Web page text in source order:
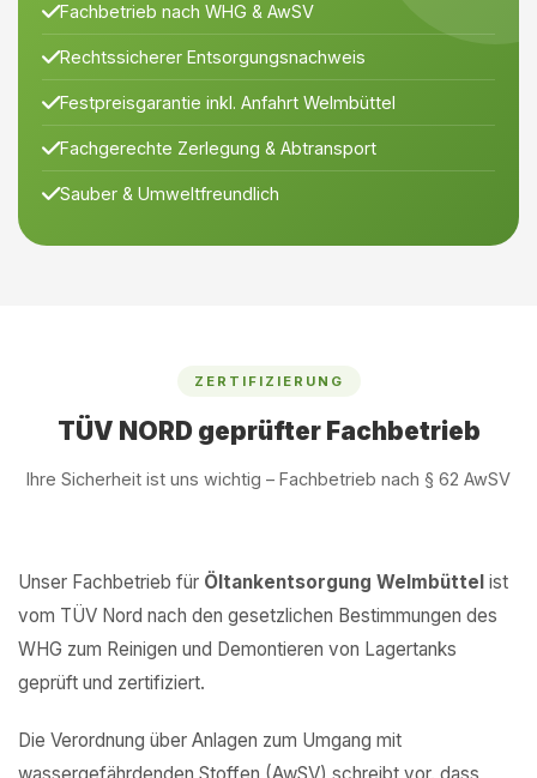
Fachbetrieb nach WHG & AwSV
Rechtssicherer Entsorgungsnachweis
Festpreisgarantie inkl. Anfahrt Welmbüttel
Fachgerechte Zerlegung & Abtransport
Sauber & Umweltfreundlich
ZERTIFIZIERUNG
TÜV NORD geprüfter Fachbetrieb
Ihre Sicherheit ist uns wichtig – Fachbetrieb nach § 62 AwSV
Unser Fachbetrieb für Öltankentsorgung Welmbüttel ist
vom TÜV Nord nach den gesetzlichen Bestimmungen des
WHG zum Reinigen und Demontieren von Lagertanks
geprüft und zertifiziert.
Die Verordnung über Anlagen zum Umgang mit